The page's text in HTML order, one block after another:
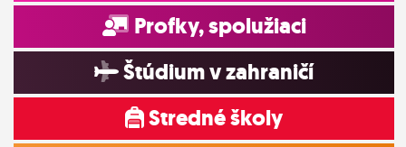
Profky, spolužiaci
Štúdium v zahraničí
Stredné školy